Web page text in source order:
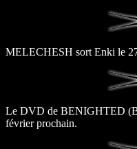
MELECHESH sort Enki le
Le DVD de BENIGHTED
février prochain.